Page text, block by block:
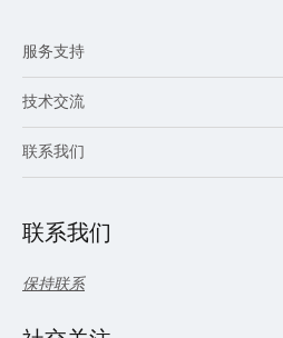
服务支持
技术交流
联系我们
联系我们
保持联系